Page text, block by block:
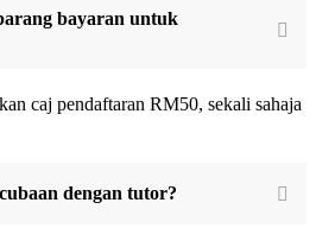
bayaran untuk
caj pendaftaran RM50, sekali sahaja
dengan tutor?